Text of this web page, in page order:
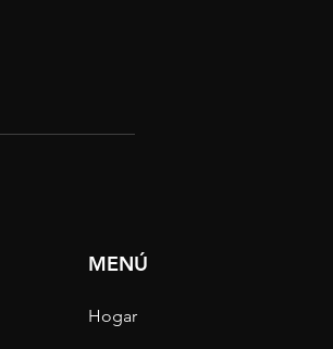
MENÚ
Hogar